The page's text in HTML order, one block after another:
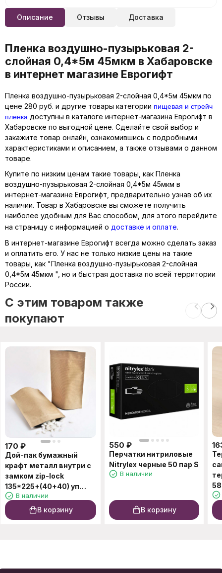
Описание Отзывы Доставка
Пленка воздушно-пузырьковая 2-
слойная 0,4*5м 45мкм в Хабаровске
в интернет магазине Еврогифт
Пленка воздушно-пузырьковая 2-слойная 0,4*5м 45мкм по
цене 280 руб. и другие товары категории пищевая и стрейч
пленка доступны в каталоге интернет-магазина Еврогифт в
Хабаровске по выгодной цене. Сделайте свой выбор и
закажите товар онлайн, ознакомившись с подробными
характеристиками и описанием, а также отзывами о данном
товаре.
Купите по низким ценам такие товары, как Пленка
воздушно-пузырьковая 2-слойная 0,4*5м 45мкм в
интернет-магазине Еврогифт, предварительно узнав об их
наличии. Товар в Хабаровске вы сможете получить
наиболее удобным для Вас способом, для этого перейдите
на страницу с информацией о доставке и оплате.
В интернет-магазине Еврогифт всегда можно сделать заказ
и оплатить его. У нас не только низкие цены на такие
товары, как "Пленка воздушно-пузырьковая 2-слойная
0,4*5м 45мкм ", но и быстрая доставка по всей территории
России.
C этим товаром также
покупают
170 ₽
Дой-пак бумажный
крафт металл внутри с
замком zip-lock
135*225+(40+40) уп
10штВ наличии
В корзину
550 ₽
Перчатки нитриловые
Nitrylex черные 50 пар S
В наличии
В корзину